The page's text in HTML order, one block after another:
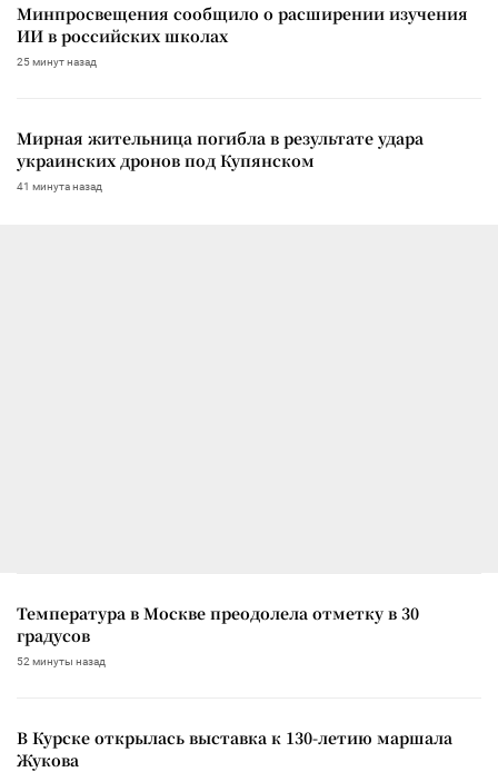
Минпросвещения сообщило о расширении изучения
ИИ в российских школах
25 минут назад
Мирная жительница погибла в результате удара
украинских дронов под Купянском
41 минута назад
Температура в Москве преодолела отметку в 30
градусов
52 минуты назад
В Курске открылась выставка к 130-летию маршала
Жукова